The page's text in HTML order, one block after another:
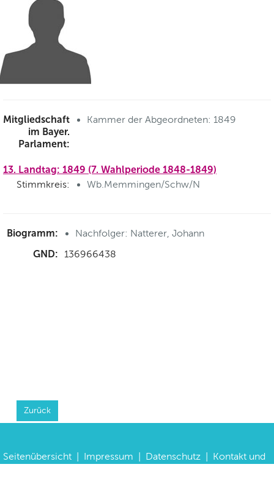
Mitgliedschaft
im Bayer.
Parlament:
Kammer der Abgeordneten: 1849
13. Landtag: 1849 (7. Wahlperiode 1848-1849)
Stimmkreis: Wb.Memmingen/Schw/N
Biogramm: Nachfolger: Natterer, Johann
GND: 136966438
Zurück
Seitenübersicht Impressum Datenschutz
Kontakt und